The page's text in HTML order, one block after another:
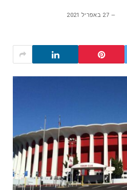
27 באפריל 2021